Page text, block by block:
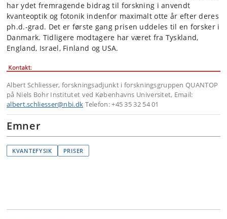
har ydet fremragende bidrag til forskning i anvendt
kvanteoptik og fotonik indenfor maximalt otte år efter deres
ph.d.-grad. Det er første gang prisen uddeles til en forsker i
Danmark. Tidligere modtagere har været fra Tyskland,
England, Israel, Finland og USA.
Albert Schliesser, forskningsadjunkt i forskningsgruppen QUANTOP
på Niels Bohr Institutet ved Københavns Universitet, Email:
albert.schliesser@nbi.dk Telefon: +45 35 32 54 01
Emner
KVANTEFYSIK PRISER